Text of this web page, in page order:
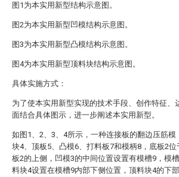
图1为本实用新型结构示意图。
图2为本实用新型凹模结构示意图。
图3为本实用新型凸模结构示意图。
图4为本实用新型顶料块结构示意图。
具体实施方式：
为了使本实用新型实现的技术手段、创作特征
面结合具体图示，进一步阐述本实用新型。
如图1、2、3、4所示，一种连接板的翻边压筋
块4、顶板5、凸模6、打料板7和模柄8，底板2
板2的上侧，凹模3的中间位置设置有模槽9，模
料块4设置在模槽9内部下侧位置，顶料块4的下